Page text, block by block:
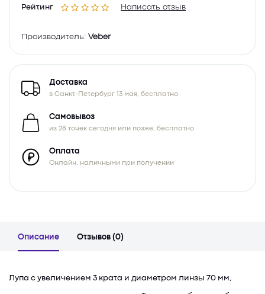
Рейтинг Написать отзыв
Производитель: Veber
Доставка
в Санкт-Петербург 13 мая, бесплатно
Самовывоз
из 28 точек сегодня или позже, бесплатно
Оплата
Онлайн, наличными при получении
Описание Отзывов (0)
Лупа с увеличением 3 крата и диаметром линзы 70 мм,